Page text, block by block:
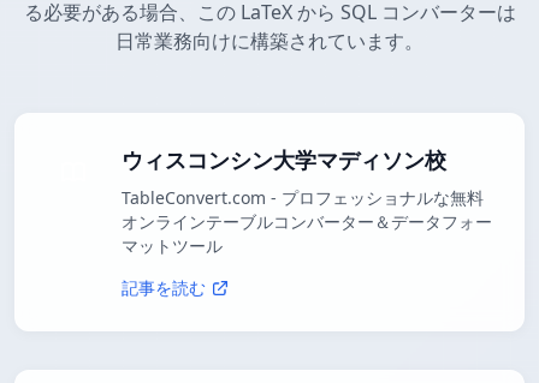
る必要がある場合、この LaTeX から SQL コンバーターは
日常業務向けに構築されています。
ウィスコンシン大学マディソン校
TableConvert.com - プロフェッショナルな無料
オンラインテーブルコンバーター＆データフォー
マットツール
記事を読む